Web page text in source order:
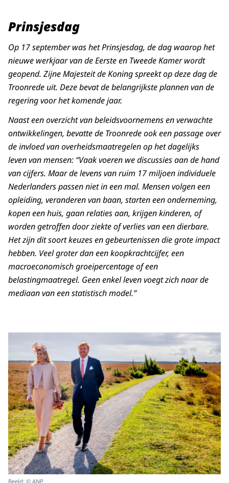
Prinsjesdag
Op 17 september was het Prinsjesdag, de dag waarop het
nieuwe werkjaar van de Eerste en Tweede Kamer wordt
geopend. Zijne Majesteit de Koning spreekt op deze dag de
Troonrede uit. Deze bevat de belangrijkste plannen van de
regering voor het komende jaar.
Naast een overzicht van beleidsvoornemens en verwachte
ontwikkelingen, bevatte de Troonrede ook een passage over
de invloed van overheidsmaatregelen op het dagelijks
leven van mensen: “Vaak voeren we discussies aan de hand
van cijfers. Maar de levens van ruim 17 miljoen individuele
Nederlanders passen niet in een mal. Mensen volgen een
opleiding, veranderen van baan, starten een onderneming,
kopen een huis, gaan relaties aan, krijgen kinderen, of
worden getroffen door ziekte of verlies van een dierbare.
Het zijn dit soort keuzes en gebeurtenissen die grote impact
hebben. Veel groter dan een koopkrachtcijfer, een
macroeconomisch groeipercentage of een
belastingmaatregel. Geen enkel leven voegt zich naar de
mediaan van een statistisch model.”
Beeld: © ANP